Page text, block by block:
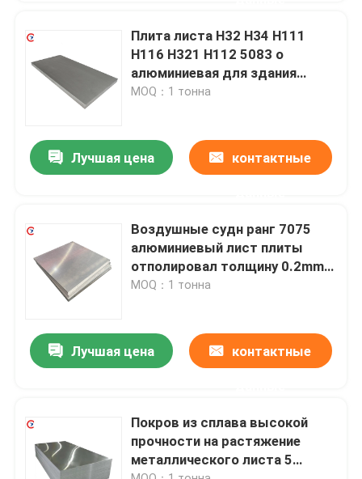
Товары
О нас
Контроль качества
Сделать запрос
Металлический лист алюминия в листах
алюминиевая катушка листа
Плита листа H32 H34 H111
H116 H321 H112 5083 o
алюминиевая для здания
шлюпки
MOQ：1 тонна
Лучшая цена контактные
Воздушные судн ранг 7075
алюминиевый лист плиты
отполировал толщину 0.2mm-
200mm
MOQ：1 тонна
Лучшая цена контактные
Покров из сплава высокой
прочности на растяжение
металлического листа 5